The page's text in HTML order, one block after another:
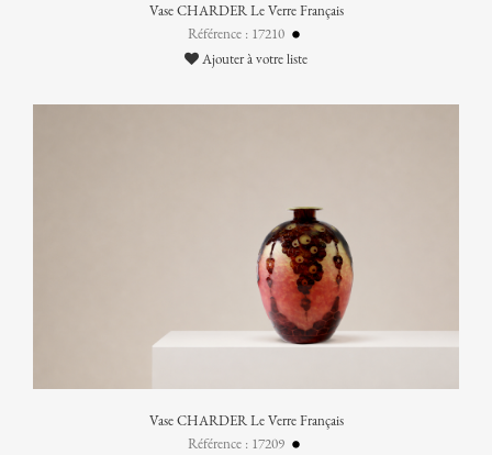
Vase CHARDER Le Verre Français
Référence : 17210
Ajouter à votre liste
Vase CHARDER Le Verre Français
Référence : 17209